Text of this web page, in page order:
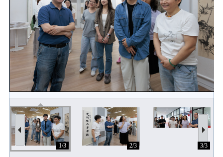
1/3 2/3 3/3